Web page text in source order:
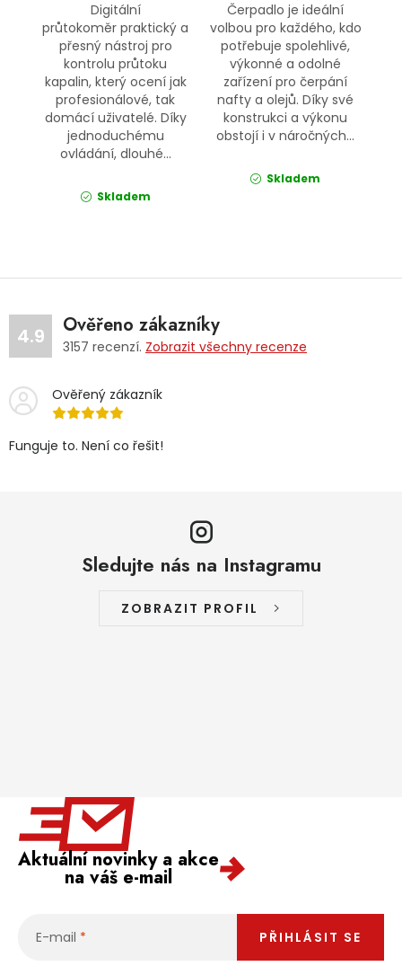
Digitální
průtokoměr praktický a
přesný nástroj pro
kontrolu průtoku
kapalin, který ocení jak
profesionálové, tak
domácí uživatelé. Díky
jednoduchému
ovládání, dlouhé...
Skladem
Čerpadlo je ideální
volbou pro každého, kdo
potřebuje spolehlivé,
výkonné a odolné
zařízení pro čerpání
nafty a olejů. Díky své
konstrukci a výkonu
obstojí i v náročných...
Skladem
4.9 Ověřeno zákazníky
3157 recenzí. Zobrazit všechny recenze
Ověřený zákazník
Funguje to. Není co řešit!
Sledujte nás na Instagramu
ZOBRAZIT PROFIL
Aktuální novinky a akce
na váš e-mail
E-mail PŘIHLÁSIT SE